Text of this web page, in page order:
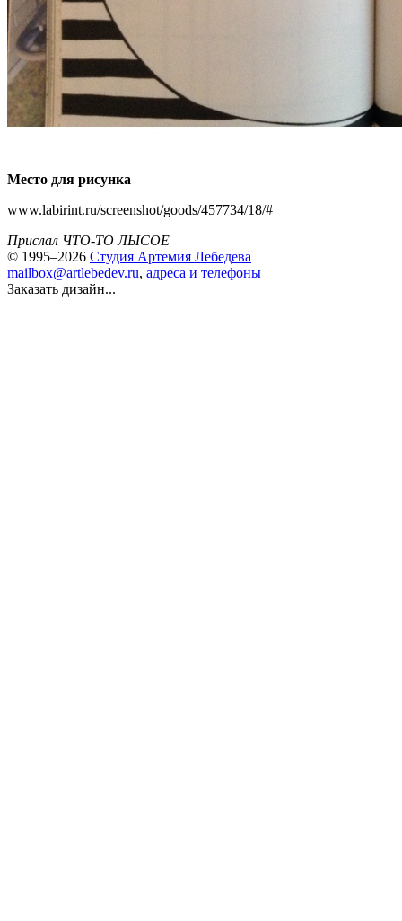
Место для рисунка
www.labirint.ru/screenshot/goods/457734/18/#
Прислал ЧТО-ТО ЛЫСОЕ
© 1995–2026 Студия Артемия Лебедева
mailbox@artlebedev.ru, адреса и телефоны
Заказать дизайн...